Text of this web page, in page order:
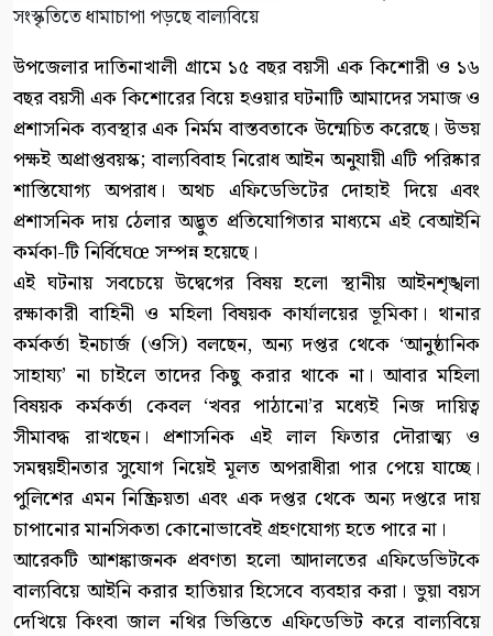
উপজেলার দাতিনাখালী গ্রামে ১৫ বছর বয়সী এক কিশোরী ও ১৬
বছর বয়সী এক কিশোরের বিয়ে হওয়ার ঘটনাটি আমাদের সমাজ ও
প্রশাসনিক ব্যবস্থার এক নির্মম বাস্তবতাকে উন্মেচিত করেছে। উভয়
পক্ষই অপ্রাপ্তবয়স্ক; বাল্যবিবাহ নিরোধ আইন অনুযায়ী এটি পরিষ্কার
শাস্তিযোগ্য অপরাধ। অথচ এফিডেভিটের দোহাই দিয়ে এবং
প্রশাসনিক দায় ঠেলার অদ্ভুত প্রতিযোগিতার মাধ্যমে এই বেআইনি
কর্মকা-টি নির্বিঘেœ সম্পন্ন হয়েছে।
এই ঘটনায় সবচেয়ে উদ্বেগের বিষয় হলো স্থানীয় আইনশৃঙ্খলা
রক্ষাকারী বাহিনী ও মহিলা বিষয়ক কার্যালয়ের ভূমিকা। থানার
কর্মকর্তা ইনচার্জ (ওসি) বলছেন, অন্য দপ্তর থেকে ‘আনুষ্ঠানিক
সাহায্য’ না চাইলে তাদের কিছু করার থাকে না। আবার মহিলা
বিষয়ক কর্মকর্তা কেবল ‘খবর পাঠানো’র মধ্যেই নিজ দায়িত্ব
সীমাবদ্ধ রাখছেন। প্রশাসনিক এই লাল ফিতার দৌরাত্ম্য ও
সমন্বয়হীনতার সুযোগ নিয়েই মূলত অপরাধীরা পার পেয়ে যাচ্ছে।
পুলিশের এমন নিষ্ক্রিয়তা এবং এক দপ্তর থেকে অন্য দপ্তরে দায়
চাপানোর মানসিকতা কোনোভাবেই গ্রহণযোগ্য হতে পারে না।
আরেকটি আশঙ্কাজনক প্রবণতা হলো আদালতের এফিডেভিটকে
বাল্যবিয়ে আইনি করার হাতিয়ার হিসেবে ব্যবহার করা। ভুয়া বয়স
দেখিয়ে কিংবা জাল নথির ভিত্তিতে এফিডেভিট করে বাল্যবিয়ে